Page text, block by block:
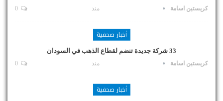
كريستين اسامة منذ
أخبار صحفية
33 شركة جديدة تنضم لقطاع الذهب في السودان
كريستين اسامة منذ
أخبار صحفية